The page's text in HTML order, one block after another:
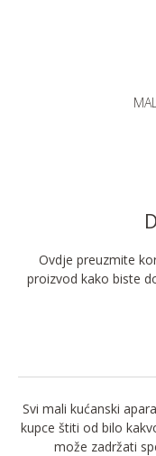
Ovdje preuzmite
proizvod kako biste
Svi mali kućanski
kupce štiti od bilo
može zadržati